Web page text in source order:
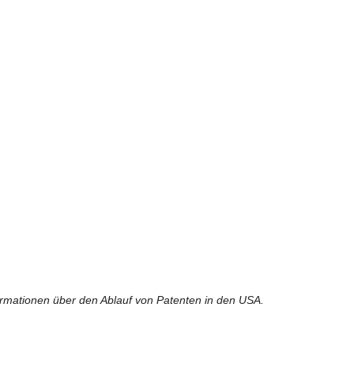
über den Ablauf von Patenten in den USA.